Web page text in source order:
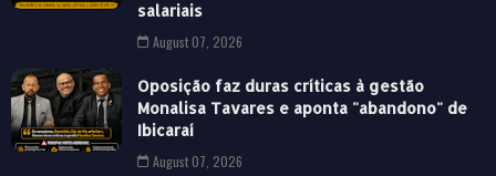
salariais
August 07, 2026
Oposição faz duras críticas à gestão
Monalisa Tavares e aponta "abandono" de
Ibicaraí
August 07, 2026